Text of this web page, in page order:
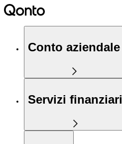
Conto aziendale
Servizi finanziari